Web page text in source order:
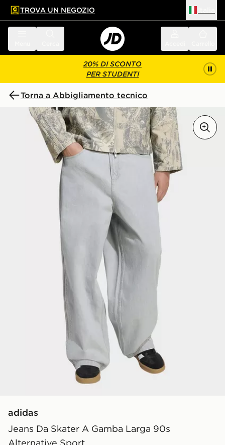
principale
a fondo pagina
TROVA UN NEGOZIO
20% DI SCONTO
PER STUDENTI
Torna a Abbigliamento tecnico
adidas
Jeans Da Skater A Gamba Larga 90s
Alternative Sport